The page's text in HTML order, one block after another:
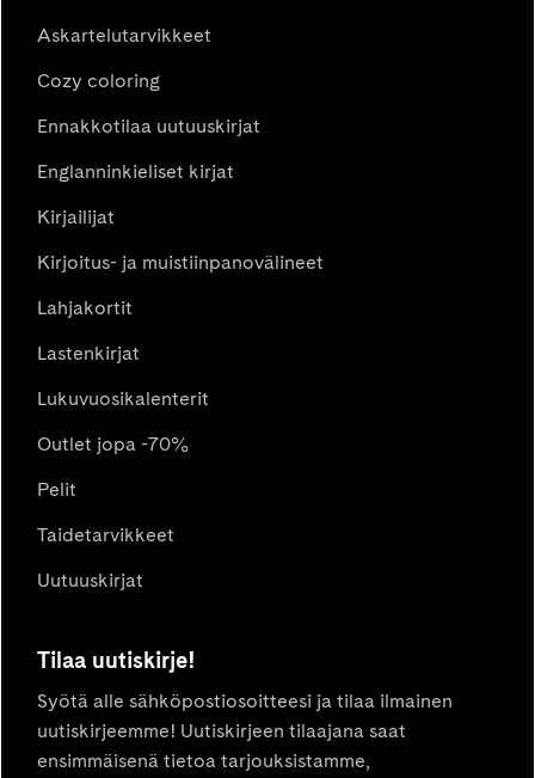
Askartelutarvikkeet
Cozy coloring
Ennakkotilaa uutuuskirjat
Englanninkieliset kirjat
Kirjailijat
Kirjoitus- ja muistiinpanovälineet
Lahjakortit
Lastenkirjat
Lukuvuosikalenterit
Outlet jopa -70%
Pelit
Taidetarvikkeet
Uutuuskirjat
Tilaa uutiskirje!
Syötä alle sähköpostiosoitteesi ja tilaa ilmainen
uutiskirjeemme! Uutiskirjeen tilaajana saat
ensimmäisenä tietoa tarjouksistamme,